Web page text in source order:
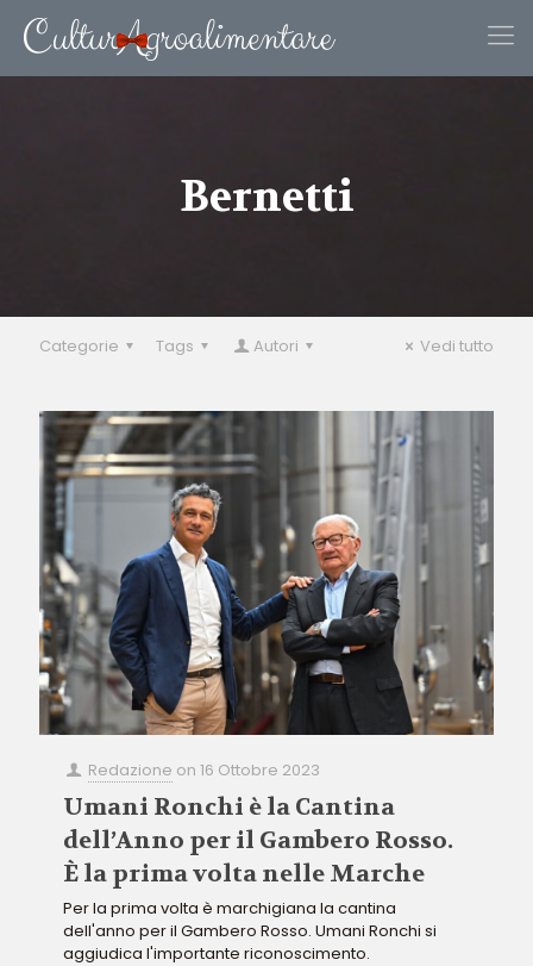
Bernetti
Categorie Tags Autori Vedi tutto
Redazione on16 Ottobre 2023
Umani Ronchi è la Cantina
dell’Anno per il Gambero Rosso.
È la prima volta nelle Marche
Per la prima volta è marchigiana la cantina
dell'anno per il Gambero Rosso. Umani Ronchi si
aggiudica l'importante riconoscimento.